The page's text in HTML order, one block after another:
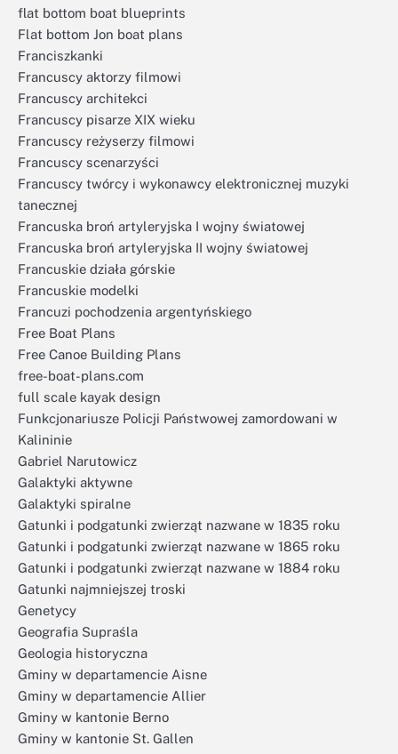
flat bottom boat blueprints
Flat bottom Jon boat plans
Franciszkanki
Francuscy aktorzy filmowi
Francuscy architekci
Francuscy pisarze XIX wieku
Francuscy reżyserzy filmowi
Francuscy scenarzyści
Francuscy twórcy i wykonawcy elektronicznej muzyki
tanecznej
Francuska broń artyleryjska I wojny światowej
Francuska broń artyleryjska II wojny światowej
Francuskie działa górskie
Francuskie modelki
Francuzi pochodzenia argentyńskiego
Free Boat Plans
Free Canoe Building Plans
free-boat-plans.com
full scale kayak design
Funkcjonariusze Policji Państwowej zamordowani w
Kalininie
Gabriel Narutowicz
Galaktyki aktywne
Galaktyki spiralne
Gatunki i podgatunki zwierząt nazwane w 1835 roku
Gatunki i podgatunki zwierząt nazwane w 1865 roku
Gatunki i podgatunki zwierząt nazwane w 1884 roku
Gatunki najmniejszej troski
Genetycy
Geografia Supraśla
Geologia historyczna
Gminy w departamencie Aisne
Gminy w departamencie Allier
Gminy w kantonie Berno
Gminy w kantonie St. Gallen